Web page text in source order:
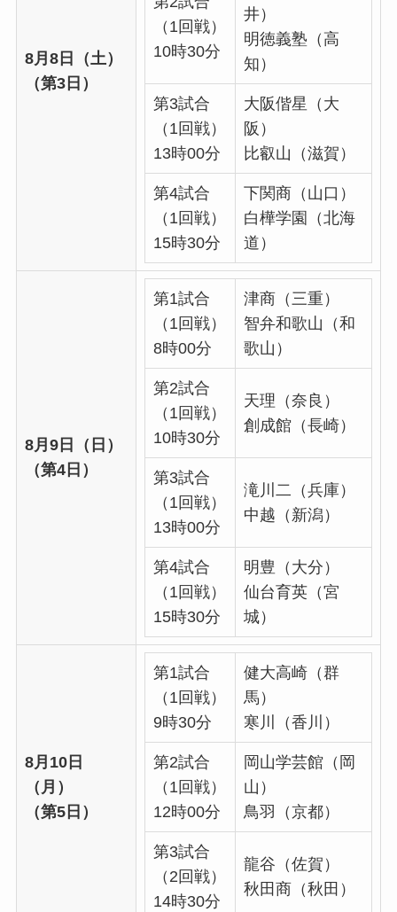
8月8日（土）
（第3日）
（1回戦）
10時30分
井）
明徳義塾（高
知）
第3試合
（1回戦）
13時00分
大阪偕星（大
阪）
比叡山（滋賀）
第4試合
（1回戦）
15時30分
下関商（山口）
白樺学園（北海
道）
8月9日（日）
（第4日）
第1試合
（1回戦）
8時00分
津商（三重）
智弁和歌山（和
歌山）
第2試合
（1回戦）
10時30分
天理（奈良）
創成館（長崎）
第3試合
（1回戦）
13時00分
滝川二（兵庫）
中越（新潟）
第4試合
（1回戦）
15時30分
明豊（大分）
仙台育英（宮
城）
8月10日
（月）
（第5日）
第1試合
（1回戦）
9時30分
健大高崎（群
馬）
寒川（香川）
第2試合
（1回戦）
12時00分
岡山学芸館（岡
山）
鳥羽（京都）
第3試合
（2回戦）
14時30分
龍谷（佐賀）
秋田商（秋田）